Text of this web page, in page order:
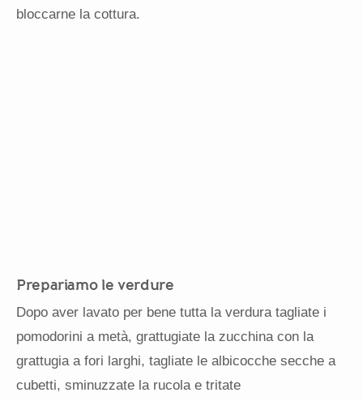
bloccarne la cottura.
Prepariamo le verdure
Dopo aver lavato per bene tutta la verdura tagliate i
pomodorini a metà, grattugiate la zucchina con la
grattugia a fori larghi, tagliate le albicocche secche a
cubetti, sminuzzate la rucola e tritate